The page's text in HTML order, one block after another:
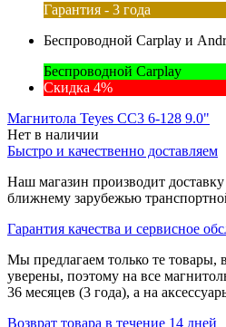
Гарантия - 3 года
Беспроводной Carplay и
Беспроводной Carplay
Скидка 4%
Магнитола Teyes CC3 6-128 9.0"
Нет в наличии
Быстро и качественно доставляем
Наш магазин производит
ближнему зарубежью
Гарантия качества и сервисное
Мы предлагаем только те товары,
уверены, поэтому на все
36 месяцев (3 года), а на
Возврат товара в течение 14 дней